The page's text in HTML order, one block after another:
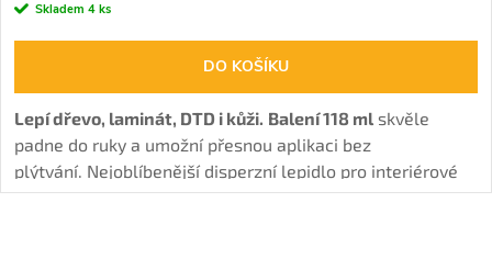
Skladem 4 ks
DO KOŠÍKU
Lepí dřevo, laminát, DTD i kůži. Balení 118 ml skvěle
padne do ruky a umožní přesnou aplikaci bez
plýtvání. Nejoblíbenější disperzní lepidlo pro interiérové
spoje s vysokou pevností.